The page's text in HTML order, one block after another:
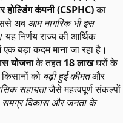
होल्डिंग कंपनी (CSPHC)का
अब आम नागरिक भी इस
यह निर्णय राज्य की आर्थिक
एक बड़ा कदम माना जा रहा है।
योजनाके तहत18 लाखघरों के
को बढ़ी हुई कीमतऔर
सहायताजैसे महत्वपूर्ण संकल्पों
समग्र विकास और जनता के